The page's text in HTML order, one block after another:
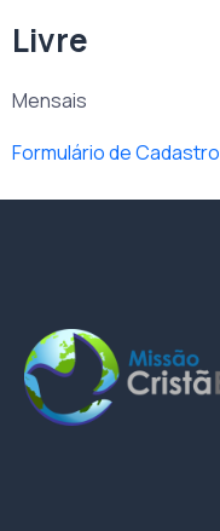
Livre
Mensais
Formulário de Cadastro